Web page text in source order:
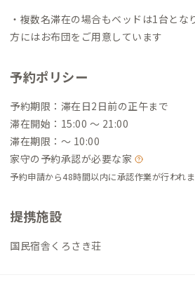
・複数名滞在の場合もベッドは1台とな
方にはお布団をご用意しています
予約ポリシー
予約期限：滞在日2日前の正午まで
滞在開始：15:00 〜 21:00
滞在期限：〜 10:00
家守の予約承認が必要な家
予約申請から48時間以内に承認作業が行われ
提携施設
国民宿舎くろさき荘